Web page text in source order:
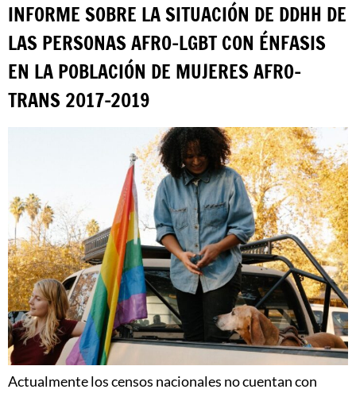
INFORME SOBRE LA SITUACIÓN DE DDHH DE
LAS PERSONAS AFRO-LGBT CON ÉNFASIS
EN LA POBLACIÓN DE MUJERES AFRO-
TRANS 2017-2019
Actualmente los censos nacionales no cuentan con